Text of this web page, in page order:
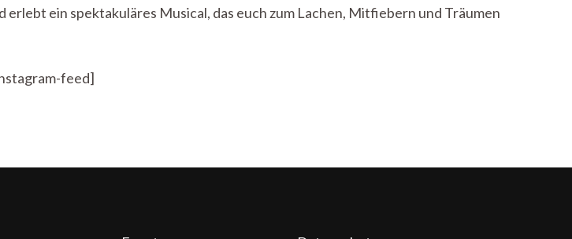
ein spektakuläres Musical, das euch zum Lachen, Mitfiebern und Träumen
feed]